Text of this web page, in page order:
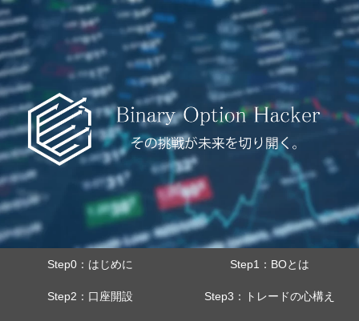
Step0：はじめに Step1：BOとは
Step2：口座開設 Step3：トレードの心構え